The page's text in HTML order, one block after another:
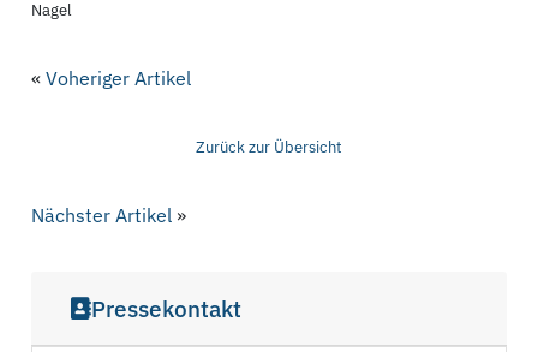
Nagel
«Voheriger Artikel
Zurück zur Übersicht
Nächster Artikel »
Pressekontakt